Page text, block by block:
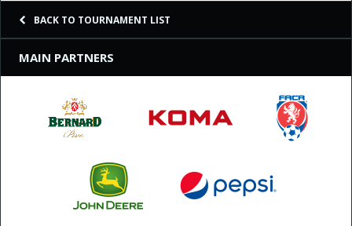
BACK TO TOURNAMENT LIST
MAIN PARTNERS